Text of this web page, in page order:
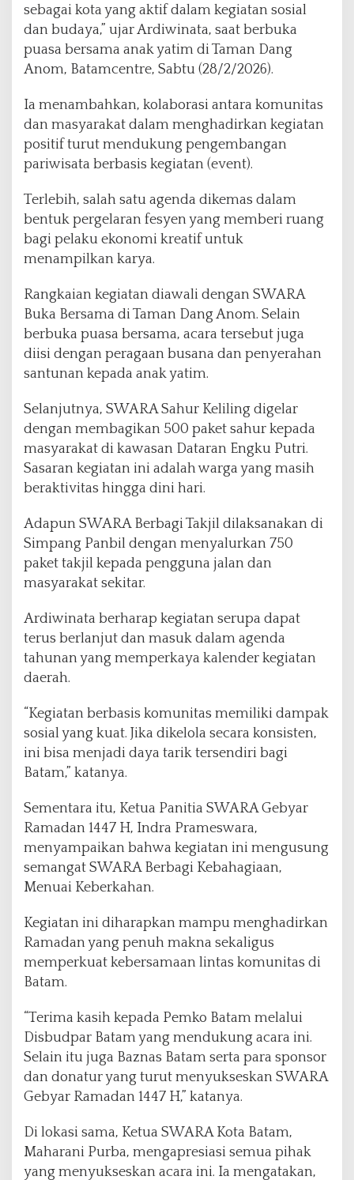
i
t
a
sebagai kota yang aktif dalam kegiatan sosial
dan budaya,” ujar Ardiwinata, saat berbuka
puasa bersama anak yatim di Taman Dang
Anom, Batamcentre, Sabtu (28/2/2026).
Ia menambahkan, kolaborasi antara komunitas
dan masyarakat dalam menghadirkan kegiatan
positif turut mendukung pengembangan
pariwisata berbasis kegiatan (event).
Terlebih, salah satu agenda dikemas dalam
bentuk pergelaran fesyen yang memberi ruang
bagi pelaku ekonomi kreatif untuk
menampilkan karya.
Rangkaian kegiatan diawali dengan SWARA
Buka Bersama di Taman Dang Anom. Selain
berbuka puasa bersama, acara tersebut juga
diisi dengan peragaan busana dan penyerahan
santunan kepada anak yatim.
Selanjutnya, SWARA Sahur Keliling digelar
dengan membagikan 500 paket sahur kepada
masyarakat di kawasan Dataran Engku Putri.
Sasaran kegiatan ini adalah warga yang masih
beraktivitas hingga dini hari.
Adapun SWARA Berbagi Takjil dilaksanakan di
Simpang Panbil dengan menyalurkan 750
paket takjil kepada pengguna jalan dan
masyarakat sekitar.
Ardiwinata berharap kegiatan serupa dapat
terus berlanjut dan masuk dalam agenda
tahunan yang memperkaya kalender kegiatan
daerah.
“Kegiatan berbasis komunitas memiliki dampak
sosial yang kuat. Jika dikelola secara konsisten,
ini bisa menjadi daya tarik tersendiri bagi
Batam,” katanya.
Sementara itu, Ketua Panitia SWARA Gebyar
Ramadan 1447 H, Indra Prameswara,
menyampaikan bahwa kegiatan ini mengusung
semangat SWARA Berbagi Kebahagiaan,
Menuai Keberkahan.
Kegiatan ini diharapkan mampu menghadirkan
Ramadan yang penuh makna sekaligus
memperkuat kebersamaan lintas komunitas di
Batam.
“Terima kasih kepada Pemko Batam melalui
Disbudpar Batam yang mendukung acara ini.
Selain itu juga Baznas Batam serta para sponsor
dan donatur yang turut menyukseskan SWARA
Gebyar Ramadan 1447 H,” katanya.
Di lokasi sama, Ketua SWARA Kota Batam,
Maharani Purba, mengapresiasi semua pihak
yang menyukseskan acara ini. Ia mengatakan,